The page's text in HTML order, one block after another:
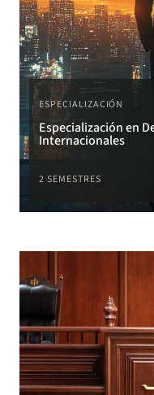
ESPECIALIZACIÓN
Especialización en
Internacionales
2 SEMESTRES